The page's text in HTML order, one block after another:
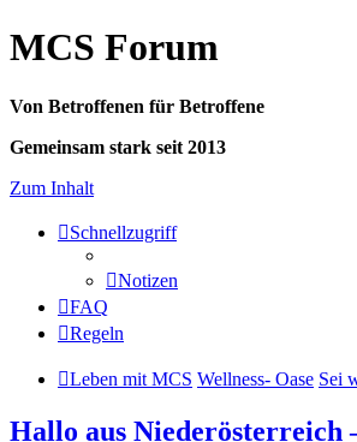
MCS Forum
Von Betroffenen für Betroffene
Gemeinsam stark seit 2013
Zum Inhalt
Schnellzugriff
Notizen
FAQ
Regeln
Leben mit MCS Wellness- Oase Sei
Hallo aus Niederösterreich